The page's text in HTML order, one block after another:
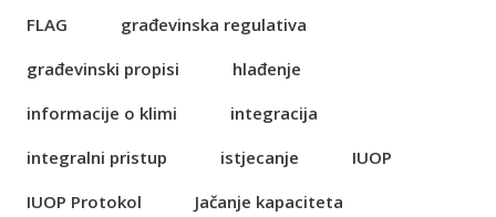
FLAG
građevinska regulativa
građevinski propisi
hlađenje
informacije o klimi
integracija
integralni pristup
istjecanje
IUOP
IUOP Protokol
Jačanje kapaciteta